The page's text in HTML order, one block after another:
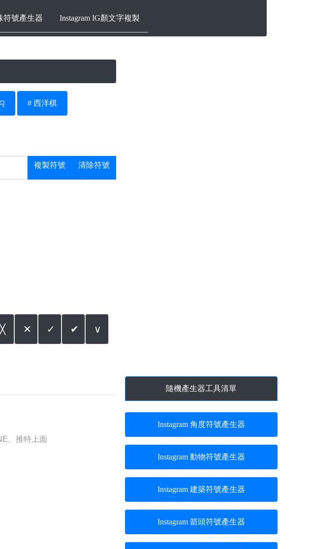
符號產生器 Instagram IG顏文字複製
# 西洋棋
複製符號 清除符號
╳ ✕ ✓ ✔ ∨
、推特上面
隨機產生器工具清單
Instagram 角度符號產生器
Instagram 動物符號產生器
Instagram 建築符號產生器
Instagram 箭頭符號產生器